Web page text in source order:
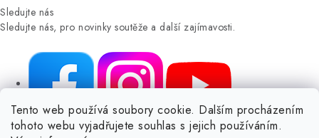
Tento web používá soubory cookie. Dalším procházením
tohoto webu vyjadřujete souhlas s jejich používáním.
Sledujte nás
Sledujte nás, pro novinky soutěže a další zajímavosti.
NIKARO, s.r.o. - Dokoše.cz, Veselka 48, 259 01 Olbramovice -